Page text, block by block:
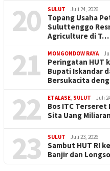
20 SULUT Juli 24, 2026
Topang Usaha
Suluttenggo
Agriculture di T…
21 MONGONDOW RAYA
Peringatan HUT
Bupati Iskandar
Bersukacita
22 ETALASE, SULUT Juli
Bos ITC
Sita Uang
23 SULUT Juli 23, 2026
Sambut HUT RI
Banjir dan